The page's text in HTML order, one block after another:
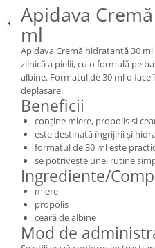
Apidava
ml
Apidava Cremă hidratantă 30
zilnică a pielii, cu o formulă pe
albine. Formatul de 30 ml o
deplasare.
Beneficii
conține miere, propolis și
este destinată îngrijirii și
formatul de 30 ml este
se potrivește unei rutine
Ingrediente/
miere
propolis
ceară de albine
Mod de